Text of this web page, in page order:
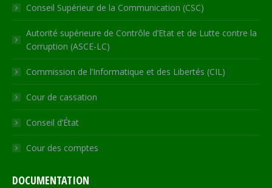
Conseil Supérieur de la Communication (CSC)
Autorité supérieure de Contrôle d’Etat et de Lutte contre la
Corruption (ASCE-LC)
Commission de l’Informatique et des Libertés (CIL)
Cour de cassation
Conseil d’État
Cour des comptes
DOCUMENTATION